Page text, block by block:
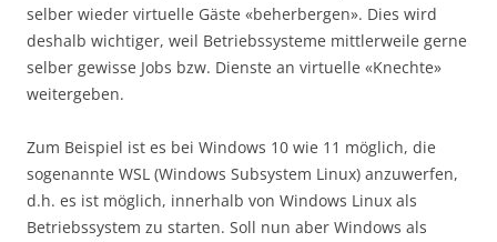
selber wieder virtuelle Gäste «beherbergen». Dies wird
deshalb wichtiger, weil Betriebssysteme mittlerweile gerne
selber gewisse Jobs bzw. Dienste an virtuelle «Knechte»
weitergeben.
Zum Beispiel ist es bei Windows 10 wie 11 möglich, die
sogenannte WSL (Windows Subsystem Linux) anzuwerfen,
d.h. es ist möglich, innerhalb von Windows Linux als
Betriebssystem zu starten. Soll nun aber Windows als